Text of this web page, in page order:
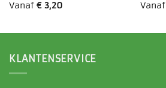
Vanaf €3,20
Vanaf
KLANTENSERVICE